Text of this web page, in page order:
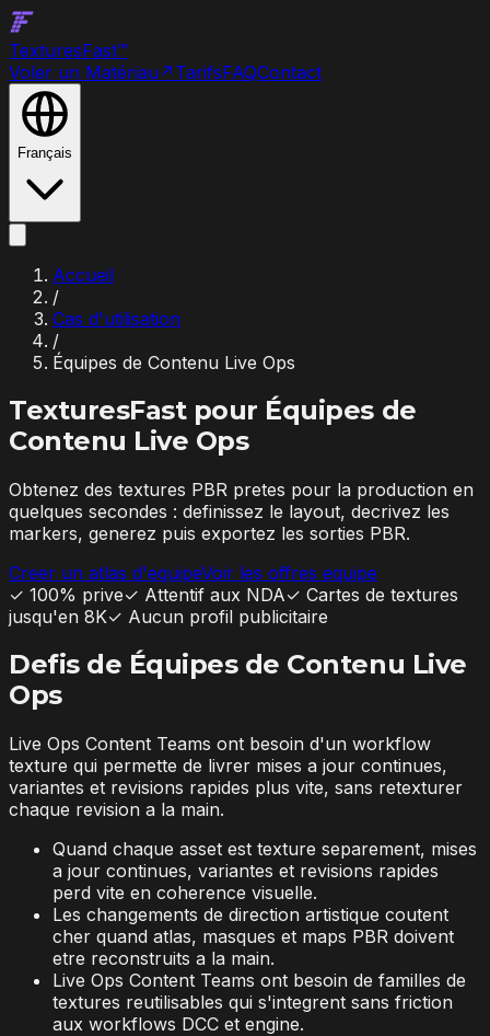
TexturesFast™
Voler un Matériau ↗ TarifsFAQContact
Français
Accueil
/
Cas d'utilisation
/
Équipes de Contenu Live Ops
TexturesFast pour Équipes de
Contenu Live Ops
Obtenez des textures PBR pretes pour la production en
quelques secondes : definissez le layout, decrivez les
markers, generez puis exportez les sorties PBR.
Creer un atlas d'equipeVoir les offres equipe
✓ 100% prive✓ Attentif aux NDA✓ Cartes de textures
jusqu'en 8K✓ Aucun profil publicitaire
Defis de Équipes de Contenu Live
Ops
Live Ops Content Teams ont besoin d'un workflow
texture qui permette de livrer mises a jour continues,
variantes et revisions rapides plus vite, sans retexturer
chaque revision a la main.
Quand chaque asset est texture separement, mises
a jour continues, variantes et revisions rapides
perd vite en coherence visuelle.
Les changements de direction artistique coutent
cher quand atlas, masques et maps PBR doivent
etre reconstruits a la main.
Live Ops Content Teams ont besoin de familles de
textures reutilisables qui s'integrent sans friction
aux workflows DCC et engine.